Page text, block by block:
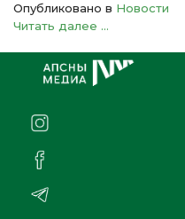
Опубликовано в Новости
Читать далее ...